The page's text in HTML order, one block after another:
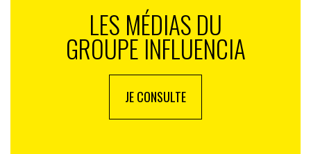
LES MÉDIAS DU
GROUPE INFLUENCIA
JE CONSULTE